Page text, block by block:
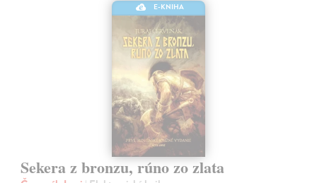
E-KNIHA
Sekera z bronzu, rúno zo zlata